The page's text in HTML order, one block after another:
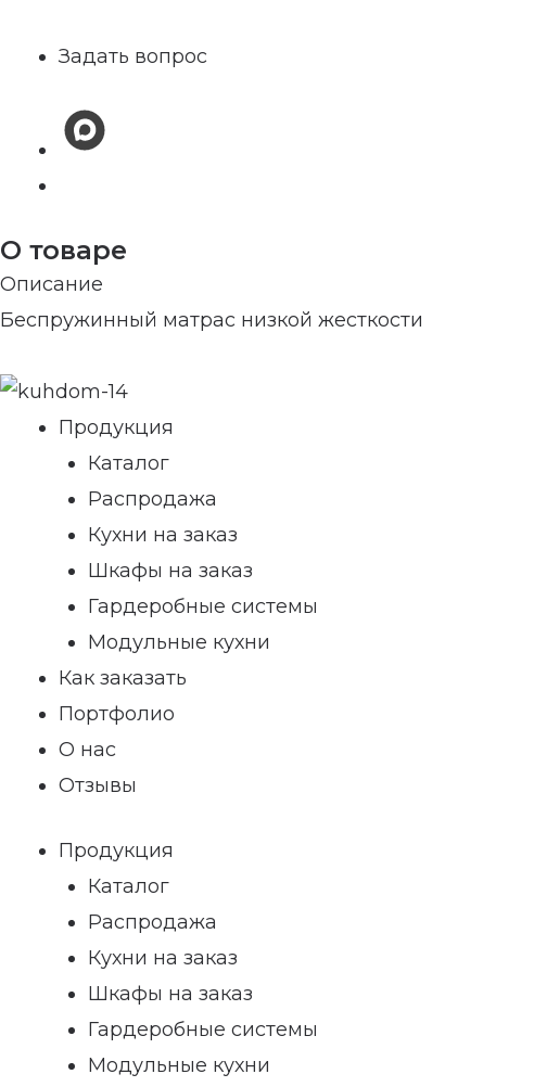
Задать вопрос
О товаре
Описание
Беспружинный матрас низкой жесткости
Продукция
Каталог
Распродажа
Кухни на заказ
Шкафы на заказ
Гардеробные системы
Модульные кухни
Как заказать
Портфолио
О нас
Отзывы
Продукция
Каталог
Распродажа
Кухни на заказ
Шкафы на заказ
Гардеробные системы
Модульные кухни